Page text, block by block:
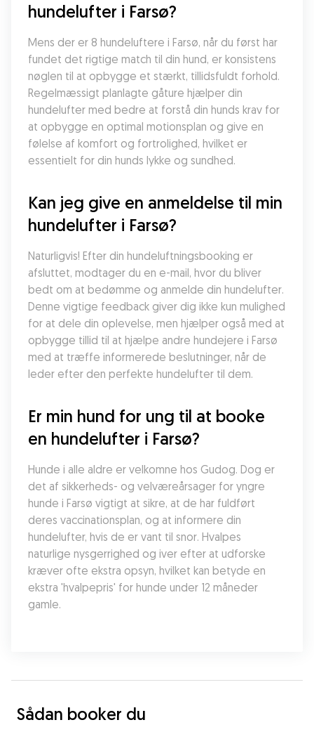
hundelufter i Farsø?
Mens der er 8 hundeluftere i Farsø, når du først har
fundet det rigtige match til din hund, er konsistens
nøglen til at opbygge et stærkt, tillidsfuldt forhold.
Regelmæssigt planlagte gåture hjælper din
hundelufter med bedre at forstå din hunds krav for
at opbygge en optimal motionsplan og give en
følelse af komfort og fortrolighed, hvilket er
essentielt for din hunds lykke og sundhed.
Kan jeg give en anmeldelse til min
hundelufter i Farsø?
Naturligvis! Efter din hundeluftningsbooking er
afsluttet, modtager du en e-mail, hvor du bliver
bedt om at bedømme og anmelde din hundelufter.
Denne vigtige feedback giver dig ikke kun mulighed
for at dele din oplevelse, men hjælper også med at
opbygge tillid til at hjælpe andre hundejere i Farsø
med at træffe informerede beslutninger, når de
leder efter den perfekte hundelufter til dem.
Er min hund for ung til at booke
en hundelufter i Farsø?
Hunde i alle aldre er velkomne hos Gudog. Dog er
det af sikkerheds- og velværeårsager for yngre
hunde i Farsø vigtigt at sikre, at de har fuldført
deres vaccinationsplan, og at informere din
hundelufter, hvis de er vant til snor. Hvalpes
naturlige nysgerrighed og iver efter at udforske
kræver ofte ekstra opsyn, hvilket kan betyde en
ekstra 'hvalpepris' for hunde under 12 måneder
gamle.
Sådan booker du